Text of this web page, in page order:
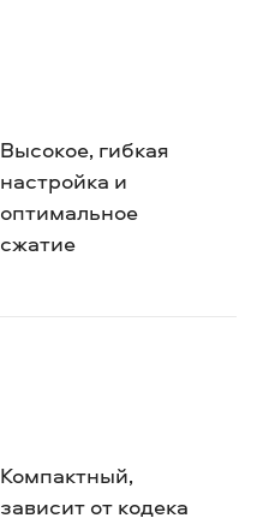
Высокое, гибкая
настройка и
оптимальное
сжатие
Компактный,
зависит от кодека